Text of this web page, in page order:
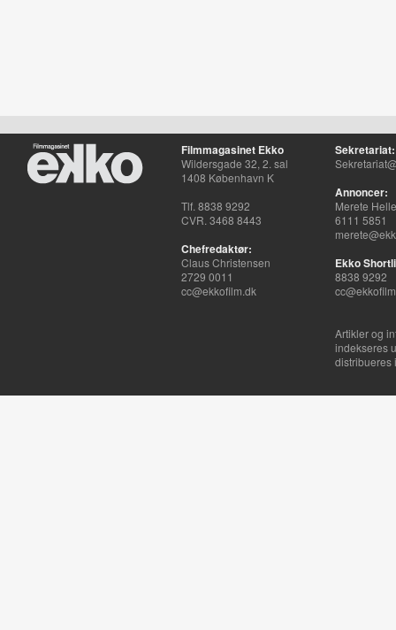
Filmmagasinet Ekko
Wildersgade 32, 2. sal
1408 København K
Tlf. 8838 9292
CVR. 3468 8443
Chefredaktør:
Claus Christensen
2729 0011
cc@ekkofilm.dk
Sekretariat:
Annoncer:
Merete
6111 5851
Ekko
8838 9292
Artikler og
indekseres
distribueres